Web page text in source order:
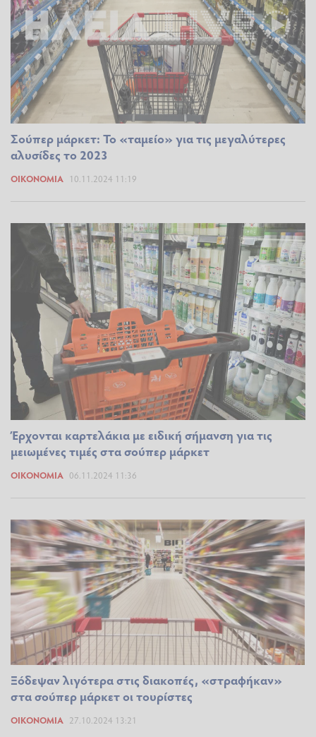
Σούπερ μάρκετ: Το «ταμείο» για τις μεγαλύτερες
αλυσίδες το 2023
ΟΙΚΟΝΟΜΊΑ 10.11.2024 11:19
Έρχονται καρτελάκια με ειδική σήμανση για τις
μειωμένες τιμές στα σούπερ μάρκετ
ΟΙΚΟΝΟΜΊΑ 06.11.2024 11:36
Ξόδεψαν λιγότερα στις διακοπές, «στραφήκαν»
στα σούπερ μάρκετ οι τουρίστες
ΟΙΚΟΝΟΜΊΑ 27.10.2024 13:21